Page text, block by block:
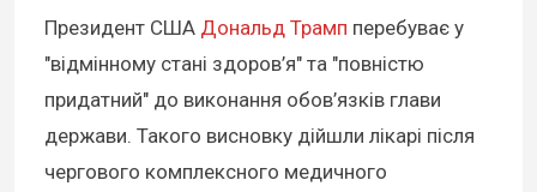
Президент США Дональд Трамп перебуває у
"відмінному стані здоров’я" та "повністю
придатний" до виконання обов’язків глави
держави. Такого висновку дійшли лікарі після
чергового комплексного медичного